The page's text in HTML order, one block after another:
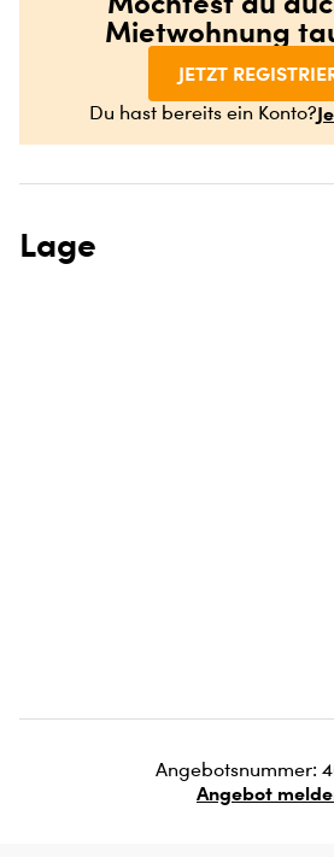
Mietwohnung
JETZT
Du hast bereits ein Konto?
Lage
Angebotsnummer:
Angebot